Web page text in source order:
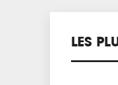
LES